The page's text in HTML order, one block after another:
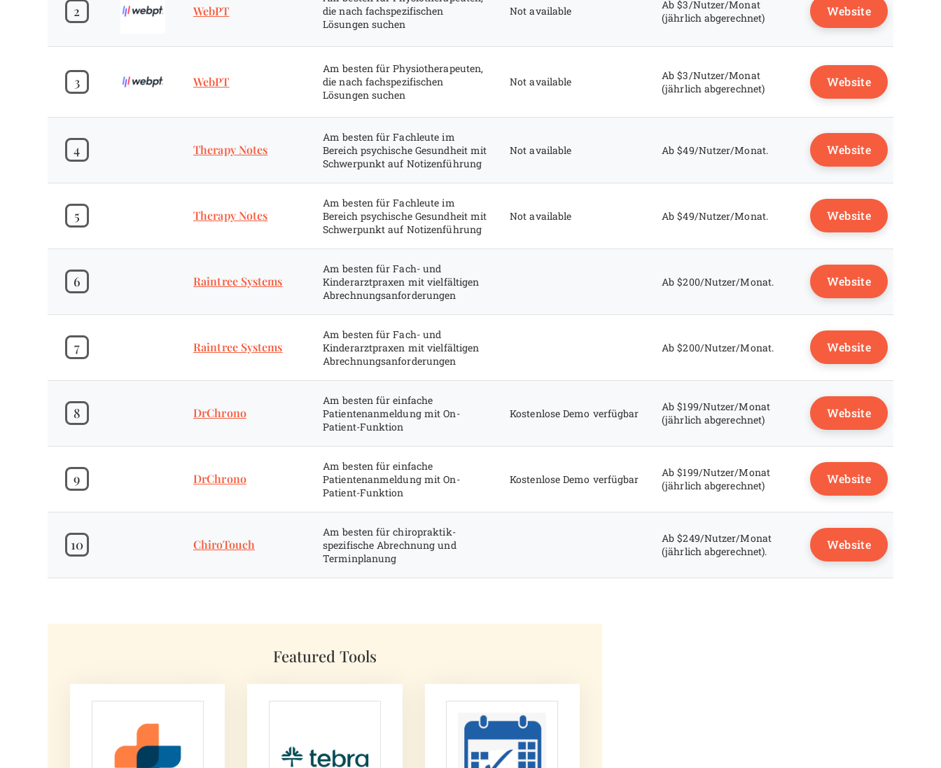
2 WebPT
die nach fachspezifischen
Lösungen suchen
Not available
Ab $3/Nutzer/Monat
(jährlich abgerechnet)
Website
3 WebPT
Am besten für Physiotherapeuten,
die nach fachspezifischen
Lösungen suchen
Not available
Ab $3/Nutzer/Monat
(jährlich abgerechnet)
Website
4 Therapy Notes
Am besten für Fachleute im
Bereich psychische Gesundheit mit
Schwerpunkt auf Notizenführung
Not available Ab $49/Nutzer/Monat. Website
5 Therapy Notes
Am besten für Fachleute im
Bereich psychische Gesundheit mit
Schwerpunkt auf Notizenführung
Not available Ab $49/Nutzer/Monat. Website
6 Raintree Systems
Am besten für Fach- und
Kinderarztpraxen mit vielfältigen
Abrechnungsanforderungen
Ab $200/Nutzer/Monat. Website
7 Raintree Systems
Am besten für Fach- und
Kinderarztpraxen mit vielfältigen
Abrechnungsanforderungen
Ab $200/Nutzer/Monat. Website
8 DrChrono
Am besten für einfache
Patientenanmeldung mit On-
Patient-Funktion
Kostenlose Demo verfügbar
Ab $199/Nutzer/Monat
(jährlich abgerechnet)
Website
9 DrChrono
Am besten für einfache
Patientenanmeldung mit On-
Patient-Funktion
Kostenlose Demo verfügbar
Ab $199/Nutzer/Monat
(jährlich abgerechnet)
Website
10 ChiroTouch
Am besten für chiropraktik-
spezifische Abrechnung und
Terminplanung
Ab $249/Nutzer/Monat
(jährlich abgerechnet).
Website
Featured Tools